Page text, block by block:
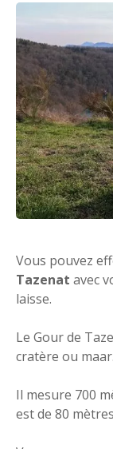
Vous pouvez
Tazenat avec
laisse.
Le Gour de
cratère ou maar.
Il mesure 700
est de 80